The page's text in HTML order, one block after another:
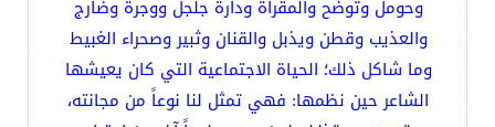
وحومل وتوضح والمقراة ودارة جلجل ووجرة وضارج
والعذيب وقطن ويذبل والقنان وثبير وصحراء الغبيط
وما شاكل ذلك؛ الحياة الاجتماعية التي كان يعيشها
الشاعر حين نظمها: فهي تمثل لنا نوعاً من مجانته،